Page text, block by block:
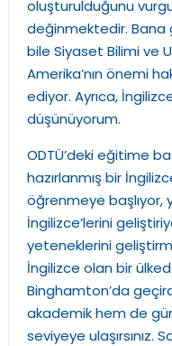
oluşturulduğunu
değinmektedir. Bana
bile Siyaset Bilimi ve
Amerika’nın önemi
ediyor. Ayrıca,
düşünüyorum.
ODTÜ’deki eğitime
hazırlanmış bir
öğrenmeye
İngilizce’lerini
yeteneklerini
İngilizce olan bir
Binghamton’da
akademik hem de
seviyeye ulaşırsınız.